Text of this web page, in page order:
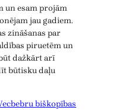
un esam projām
jau gadiem.
zināšanas par
piruetēm un
dažkārt arī
būtisku daļu
biškopības